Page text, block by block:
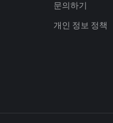
문의하기
개인 정보 정책